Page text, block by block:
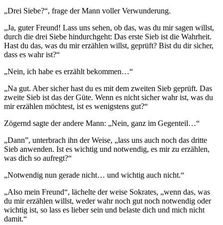
„Drei Siebe?“, frage der Mann voller Verwunderung.
„Ja, guter Freund! Lass uns sehen, ob das, was du mir sagen willst,
durch die drei Siebe hindurchgeht: Das erste Sieb ist die Wahrheit.
Hast du das, was du mir erzählen willst, geprüft? Bist du dir sicher,
dass es wahr ist?“
„Nein, ich habe es erzählt bekommen…“
„Na gut. Aber sicher hast du es mit dem zweiten Sieb geprüft. Das
zweite Sieb ist das der Güte. Wenn es nicht sicher wahr ist, was du
mir erzählen möchtest, ist es wenigstens gut?“
Zögernd sagte der andere Mann: „Nein, ganz im Gegenteil…“
„Dann”, unterbrach ihn der Weise, „lass uns auch noch das dritte
Sieb anwenden. Ist es wichtig und notwendig, es mir zu erzählen,
was dich so aufregt?“
„Notwendig nun gerade nicht… und wichtig auch nicht.“
„Also mein Freund“, lächelte der weise Sokrates, „wenn das, was
du mir erzählen willst, weder wahr noch gut noch notwendig oder
wichtig ist, so lass es lieber sein und belaste dich und mich nicht
damit.“